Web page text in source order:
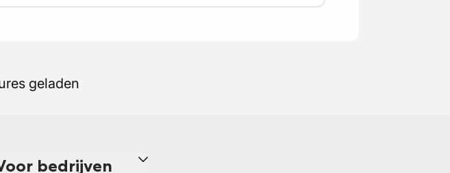
geladen
bedrijven